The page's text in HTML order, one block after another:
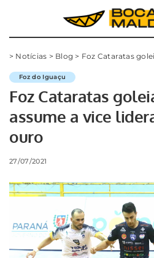
> Notícias > Blog > Foz Cataratas goleia o São
Foz do Iguaçu
Foz Cataratas
assume a vice
ouro
27/07/2021